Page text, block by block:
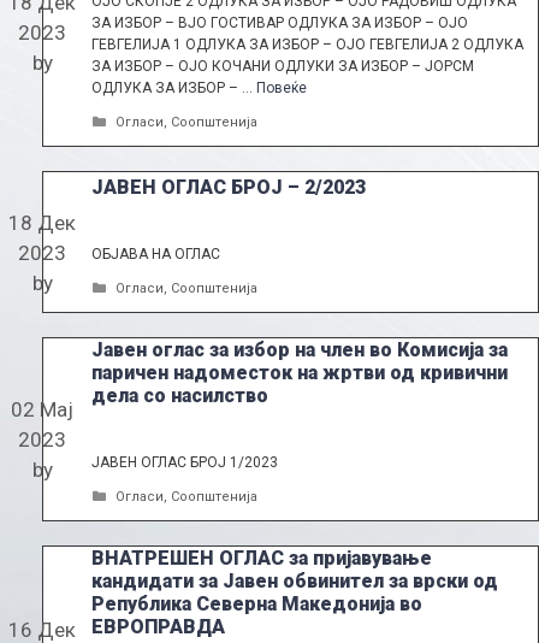
2023
by
ЗА ИЗБОР – ВЈО ГОСТИВАР ОДЛУКА ЗА ИЗБОР – ОЈО
ГЕВГЕЛИЈА 1 ОДЛУКА ЗА ИЗБОР – ОЈО ГЕВГЕЛИЈА 2 OДЛУКА
ЗА ИЗБОР – ОЈО КОЧАНИ ОДЛУКИ ЗА ИЗБОР – ЈОРСМ
OДЛУКА ЗА ИЗБОР – … Повеќе
Categories
Огласи, Соопштенија
ЈАВЕН ОГЛАС БРОЈ – 2/2023
18 Дек
2023
by
ОБЈАВА НА ОГЛАС
Categories
Огласи, Соопштенија
Јавен оглас за избор на член во Комисија за
паричен надоместок на жртви од кривични
дела со насилство
02 Мај
2023
by
ЈАВЕН ОГЛАС БРОЈ 1/2023
Categories
Огласи, Соопштенија
ВНАТРЕШЕН ОГЛАС за пријавување
кандидати за Јавен обвинител за врски од
Република Северна Македонија во
ЕВРОПРАВДА
16 Дек